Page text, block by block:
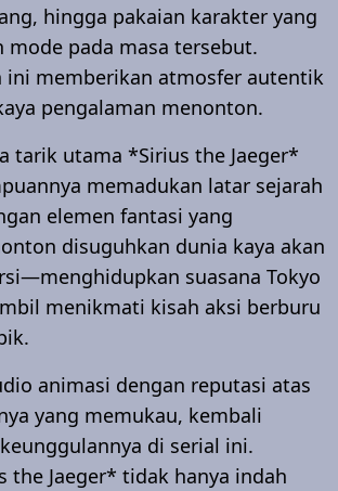
hingga pakaian karakter yang
mode pada masa tersebut.
ini memberikan atmosfer autentik
pengalaman menonton.
tarik utama *Sirius the Jaeger*
memadukan latar sejarah
elemen fantasi yang
disuguhkan dunia kaya akan
suasana Tokyo
menikmati kisah aksi berburu
animasi dengan reputasi atas
yang memukau, kembali
di serial ini.
the Jaeger* tidak hanya indah